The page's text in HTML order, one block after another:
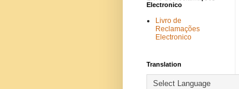
Electronico
Livro de
Reclamações
Electronico
Translation